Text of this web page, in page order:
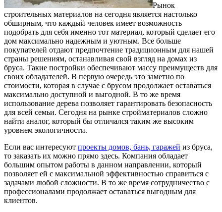
Рынок
строительных материалов на сегодня является настолько
обширным, что каждый человек имеет возможность
подобрать для себя именно тот материал, который сделает его
дом максимально надежным и уютным. Все больше
покупателей отдают предпочтение традиционным для нашей
страны решениям, останавливая свой взгляд на домах из
бруса. Такие постройки обеспечивают массу преимуществ для
своих обладателей. В первую очередь это заметно по
стоимости, которая в случае с брусом продолжает оставаться
максимально доступной и выгодной. В то же время
использование дерева позволяет гарантировать безопасность
для всей семьи. Сегодня на рынке стройматериалов сложно
найти аналог, который бы отличался таким же высоким
уровнем экологичности.
Если вас интересуют проекты домов, бань, гаражей из бруса,
то заказать их можно прямо здесь. Компания обладает
большим опытом работы в данном направлении, который
позволяет ей с максимальной эффективностью справиться с
задачами любой сложности. В то же время сотрудничество с
профессионалами продолжает оставаться выгодным для
клиентов.